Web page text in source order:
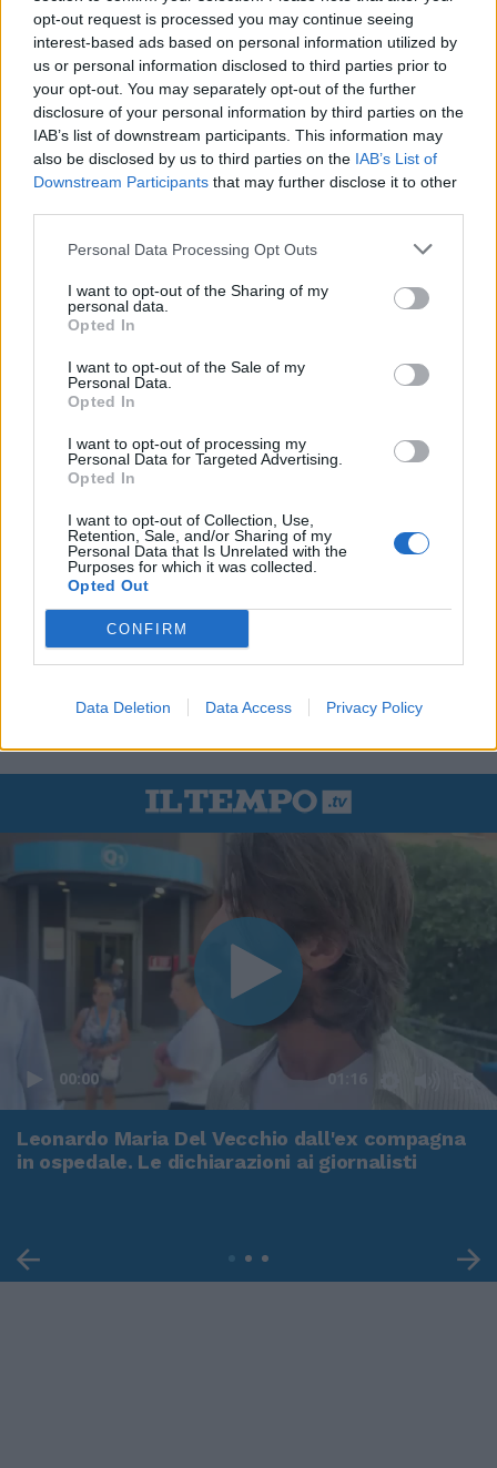
opt-out request is processed you may continue seeing
interest-based ads based on personal information utilized by
us or personal information disclosed to third parties prior to
your opt-out. You may separately opt-out of the further
disclosure of your personal information by third parties on the
IAB’s list of downstream participants. This information may
also be disclosed by us to third parties on the IAB’s List of
Downstream Participants that may further disclose it to other
Personal Data Processing Opt Outs
I want to opt-out of the Sharing of my
personal data.
Opted In
I want to opt-out of the Sale of my
Personal Data.
Opted In
I want to opt-out of processing my
Personal Data for Targeted Advertising.
Opted In
I want to opt-out of Collection, Use,
Retention, Sale, and/or Sharing of my
Personal Data that Is Unrelated with the
Purposes for which it was collected.
Opted Out
CONFIRM
Data Deletion Data Access Privacy Policy
00:00 01:16
Leonardo Maria Del Vecchio dall'ex compagna
in ospedale. Le dichiarazioni ai giornalisti